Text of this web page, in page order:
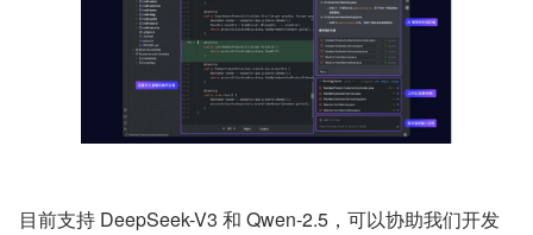
目前支持 DeepSeek-V3 和 Qwen-2.5，可以协助我们开发